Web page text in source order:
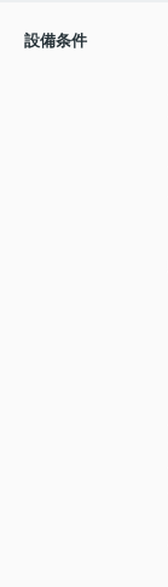
設備条件